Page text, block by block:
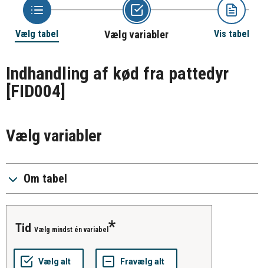
Vælg tabel Vælg variabler Vis tabel
Indhandling af kød fra pattedyr
[FID004]
Vælg variabler
Om tabel
tid Vælg mindst én variabel